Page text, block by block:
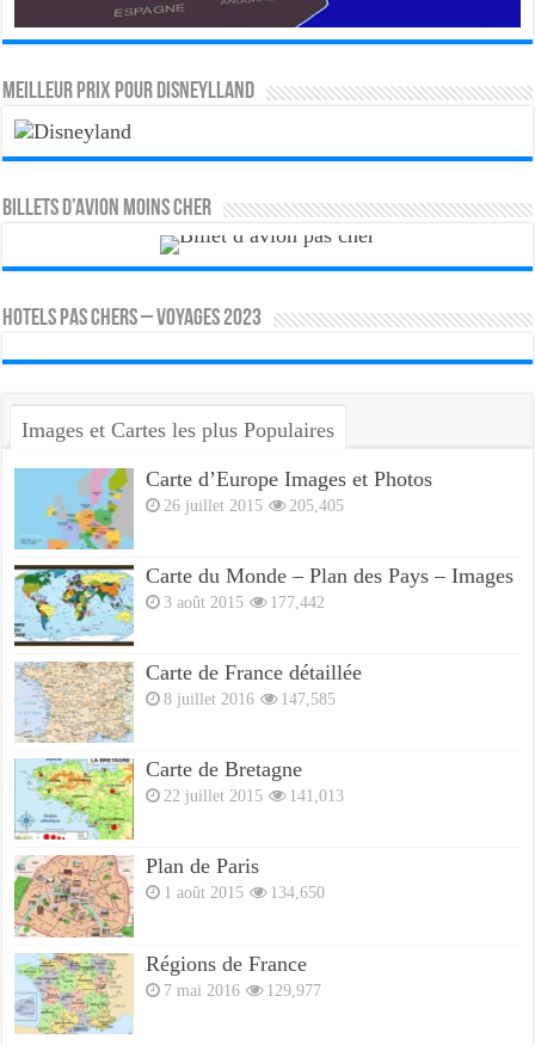
MEILLEUR PRIX POUR DISNEYLLAND
Billets d’avion moins cher
HOTELS PAS CHERS – VOYAGES 2023
Images et Cartes les plus Populaires
Carte d’Europe Images et Photos
26 juillet 2015 205,405
Carte du Monde – Plan des Pays – Images
3 août 2015 177,442
Carte de France détaillée
8 juillet 2016 147,585
Carte de Bretagne
22 juillet 2015 141,013
Plan de Paris
1 août 2015 134,650
Régions de France
7 mai 2016 129,977